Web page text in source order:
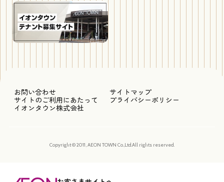
お問い合わせ
サイトマップ
サイトのご利用にあたって
プライバシーポリシー
イオンタウン株式会社
Copyright © 2011, AEON TOWN Co.,Ltd.All rights reserved.